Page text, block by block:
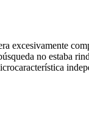
excesivamente
no estaba